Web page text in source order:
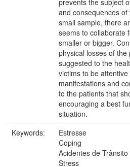
and consequences
small sample, there
seems to collaborate
smaller or bigger.
physical losses of
suggested to the
victims to be
manifestations and
to the patients that
encouraging a best
situation.
Keywords:
Estresse
Coping
Acidentes de Trânsito
Stress